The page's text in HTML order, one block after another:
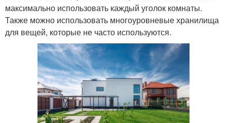
максимально использовать каждый уголок комнаты.
Также можно использовать многоуровневые хранилища
для вещей, которые не часто используются.